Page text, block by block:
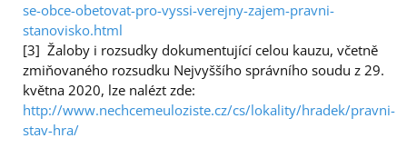
se-obce-obetovat-pro-vyssi-verejny-zajem-pravni-
stanovisko.html
[3] Žaloby i rozsudky dokumentující celou kauzu, včetně
zmiňovaného rozsudku Nejvyššího správního soudu z 29.
května 2020, lze nalézt zde:
http://www.nechcemeuloziste.cz/cs/lokality/hradek/pravni-
stav-hra/